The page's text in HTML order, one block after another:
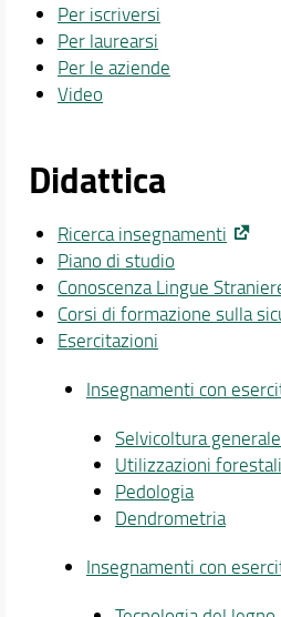
Per iscriversi
Per laurearsi
Per le aziende
Video
Didattica
Ricerca insegnamenti
Piano di studio
Conoscenza Lingue
Corsi di formazione sulla
Esercitazioni
Insegnamenti con
Selvicoltura generale
Utilizzazioni forestali
Pedologia
Dendrometria
Insegnamenti con